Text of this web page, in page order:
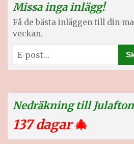
Missa inga inlägg!
Få de bästa inläggen till din
veckan.
Nedräkning till
137 dagar🎄